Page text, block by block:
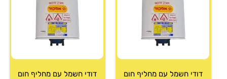
דודי חשמל עם מחליף חום דודי חשמל עם מחליף חום